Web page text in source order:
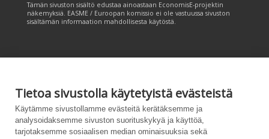
Tietoa sivustolla käytetyistä evästeistä
Käytämme sivustollamme evästeitä kerätäksemme ja
analysoidaksemme sivuston suorituskykyä ja käyttöä,
tarjotaksemme sosiaalisen median ominaisuuksia sekä
Tämän sivuston sisältö edustaa ainoastaan EconomisE-projektin
näkemyksiä. EASME / Euroopan komissio ei ole vastuussa sivuston
sisältämän informaation mahdollisesta käytöstä.
Tämän sivuston tuottamiseen on saatu rahoitusta Euroopan unionin
LIFE-ohjelmasta. Tämän sivuston sisältö edustaa ainoastaan
CANEMURE-hankkeen näkemyksiä ja EASME/EU:n komissio ei ole
vastuussa sivuston sisältämän informaation mahdollisesta käytöstä.